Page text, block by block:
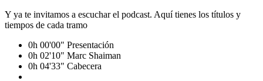
Y ya te invitamos a escuchar el podcast. Aquí tienes los títulos y
tiempos de cada tramo
0h 00'00" Presentación
0h 02'10" Marc Shaiman
0h 04'33" Cabecera